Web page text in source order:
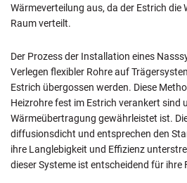
Wärmeverteilung aus, da der Estrich die
Raum verteilt.
Der Prozess der Installation eines
Verlegen flexibler Rohre auf
Estrich übergossen werden. Diese
Heizrohre fest im Estrich verankert sind
Wärmeübertragung gewährleistet ist.
diffusionsdicht und entsprechen den
ihre Langlebigkeit und Effizienz
dieser Systeme ist entscheidend für